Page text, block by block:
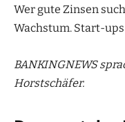
Wer gute Zinsen
Wachstum. Start-
BANKINGNEWS
Horstschäfer.